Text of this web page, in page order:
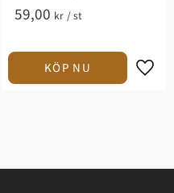
59,00 kr /st